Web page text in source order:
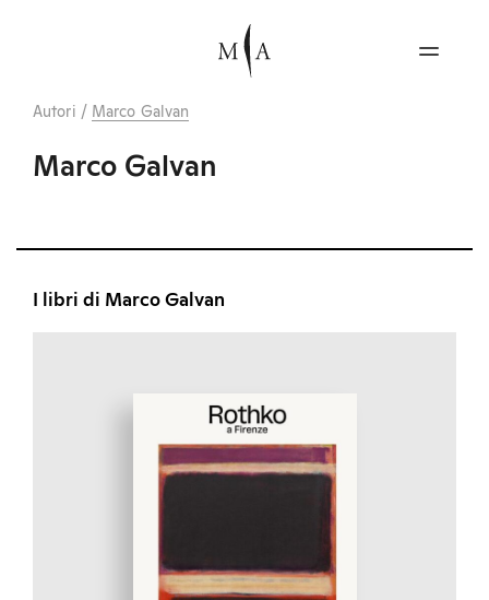
Autori / Marco Galvan
Marco Galvan
I libri di Marco Galvan